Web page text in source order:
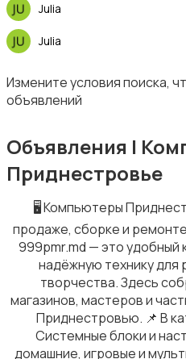
Ноутбуки
Julia
Julia
Измените условия поиска,
объявлений
Объявления |
Приднестровье
🖥️ Компьютеры
продаже, сборке и
999pmr.md — это удобный
надёжную технику для
творчества. Здесь
магазинов, мастеров и
Приднестровью. 📌 В
Системные блоки и
домашние, игровые и